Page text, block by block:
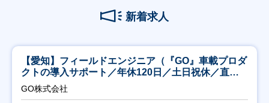
新着求人
【愛知】フィールドエンジニア（『GO』車載プロダ
クトの導入サポート／年休120日／土日祝休／直行
直帰
GO株式会社